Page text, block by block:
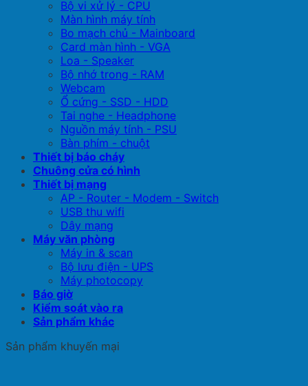
Bộ vi xử lý - CPU
Màn hình máy tính
Bo mạch chủ - Mainboard
Card màn hình - VGA
Loa - Speaker
Bộ nhớ trong - RAM
Webcam
Ổ cứng - SSD - HDD
Tai nghe - Headphone
Nguồn máy tính - PSU
Bàn phím - chuột
Thiết bị báo cháy
Chuông cửa có hình
Thiết bị mạng
AP - Router - Modem - Switch
USB thu wifi
Dây mạng
Máy văn phòng
Máy in & scan
Bộ lưu điện - UPS
Máy photocopy
Báo giờ
Kiểm soát vào ra
Sản phẩm khác
Sản phẩm khuyến mại